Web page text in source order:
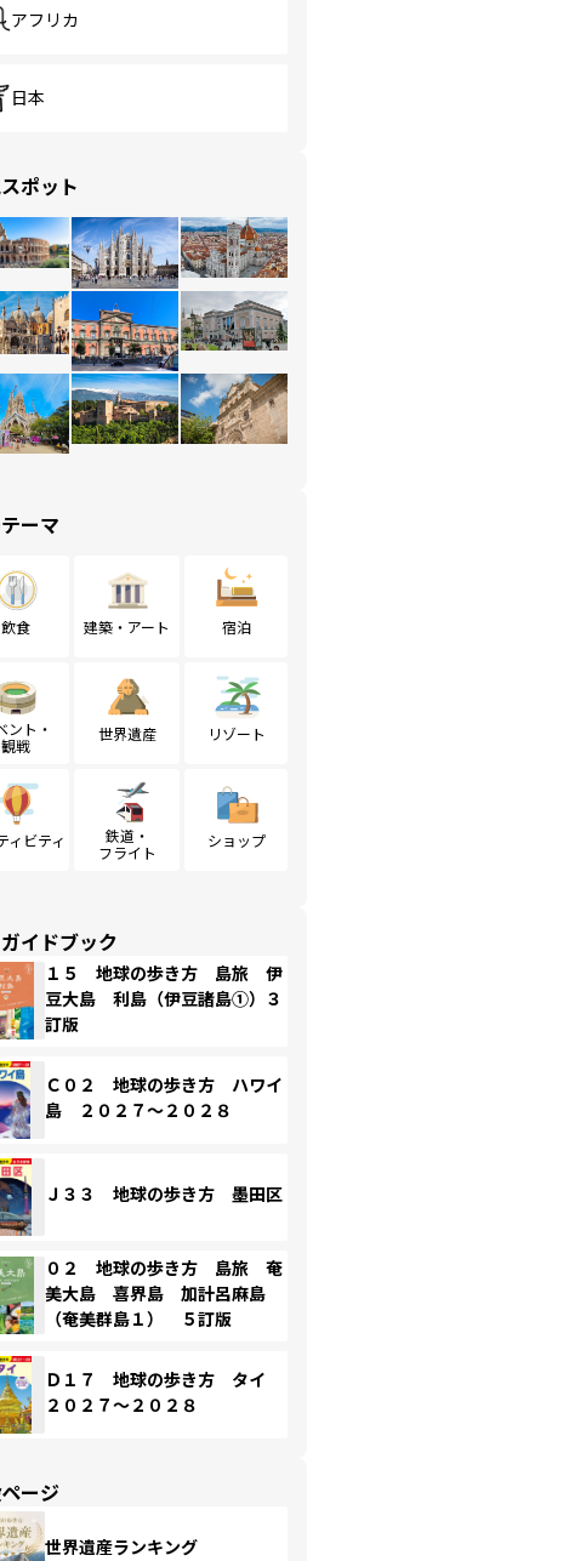
アフリカ
日本
ポット
ーマ
飲食 建築・アート 宿泊
ント・
観戦
世界遺産 リゾート
ィビティ
鉄道・
フライト
ショップ
イドブック
１５ 地球の歩き方 島旅 伊
豆大島 利島（伊豆諸島①）３
訂版
Ｃ０２ 地球の歩き方 ハワイ
島 ２０２７～２０２８
Ｊ３３ 地球の歩き方 墨田区
０２ 地球の歩き方 島旅 奄
美大島 喜界島 加計呂麻島
（奄美群島１） ５訂版
Ｄ１７ 地球の歩き方 タイ
２０２７～２０２８
ージ
世界遺産ランキング